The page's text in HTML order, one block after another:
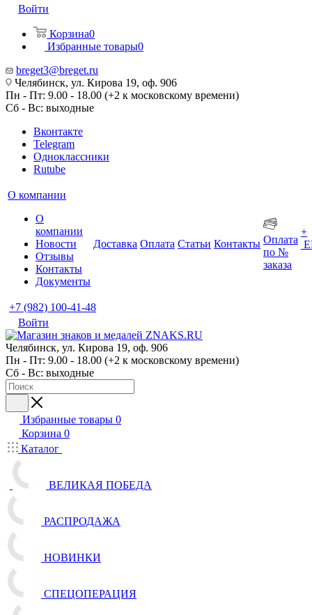
Войти
Корзина0
Избранные товары0
breget3@breget.ru
Челябинск, ул. Кирова 19, оф. 906
Пн - Пт: 9.00 - 18.00 (+2 к московскому времени)
Сб - Вс: выходные
Вконтакте
Telegram
Одноклассники
Rutube
О компании
О
компании
Новости
Отзывы
Контакты
Документы
Доставка Оплата Статьи Контакты Оплата
по №
заказа
+
+7 (982) 100-41-48
Войти
Челябинск, ул. Кирова 19, оф. 906
Пн - Пт: 9.00 - 18.00 (+2 к московскому времени)
Сб - Вс: выходные
Избранные товары 0
Корзина 0
Каталог
ВЕЛИКАЯ ПОБЕДА
РАСПРОДАЖА
НОВИНКИ
СПЕЦОПЕРАЦИЯ